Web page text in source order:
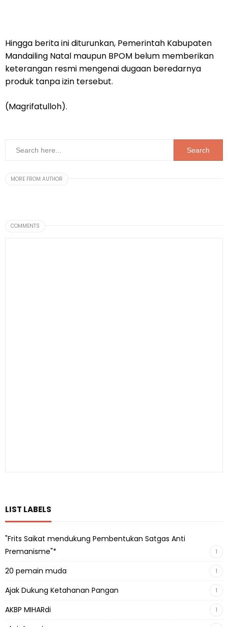
Hingga berita ini diturunkan, Pemerintah Kabupaten
Mandailing Natal maupun BPOM belum memberikan
keterangan resmi mengenai dugaan beredarnya
produk tanpa izin tersebut.
(Magrifatulloh).
MORE FROM AUTHOR
COMMENTS
LIST LABELS
"Frits Saikat mendukung Pembentukan Satgas Anti
Premanisme"*
1
20 pemain muda 1
Ajak Dukung Ketahanan Pangan 1
AKBP MIHARdi 1